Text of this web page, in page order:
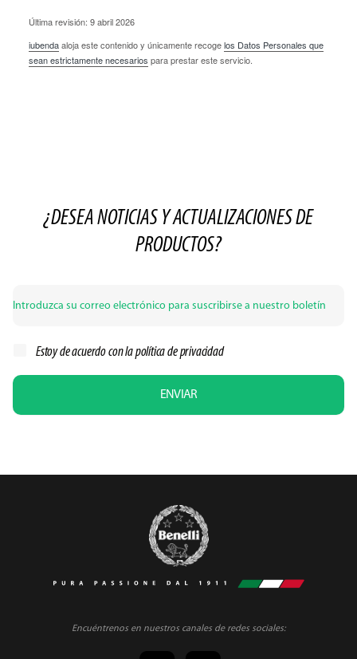
Última revisión: 9 abril 2026
iubendaaloja este contenido y únicamente recogelos Datos Personales que
sean estrictamente necesarios para prestar este servicio.
¿DESEA NOTICIAS Y ACTUALIZACIONES DE
PRODUCTOS?
Estoy de acuerdo con lapolítica de privacidad
ENVIAR
Encuéntrenos en nuestros canales de redes sociales: